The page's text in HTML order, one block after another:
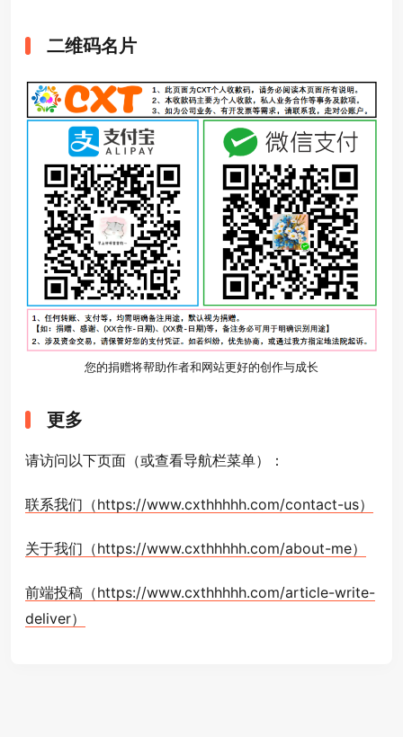
二维码名片
您的捐赠将帮助作者和网站更好的创作与成长
更多
请访问以下页面（或查看导航栏菜单）：
联系我们（https://www.cxthhhhh.com/contact-us）
关于我们（https://www.cxthhhhh.com/about-me）
前端投稿（https://www.cxthhhhh.com/article-write-
deliver）